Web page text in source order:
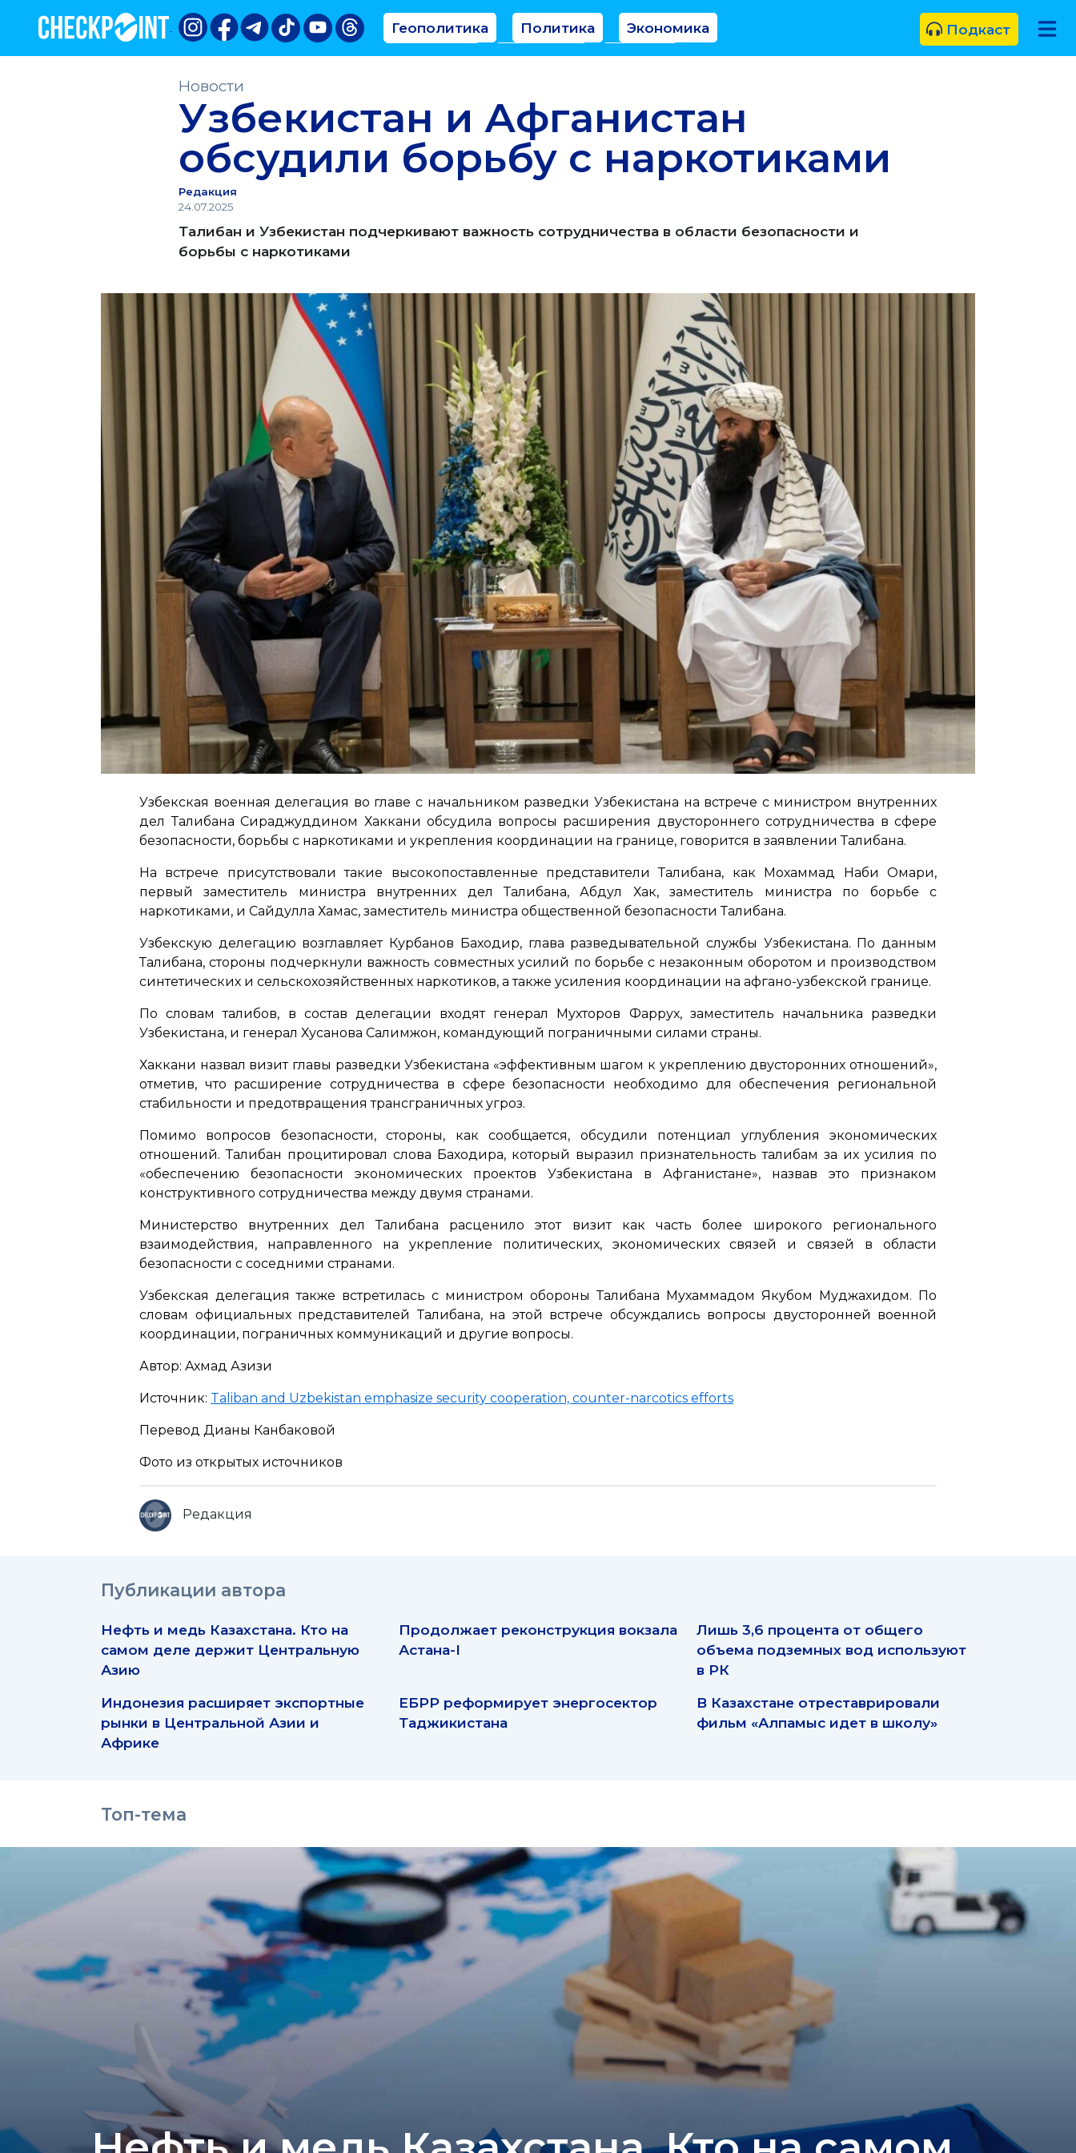
Геополитика Политика
Экономика
Аналитика
Интервью Мнение
Подкаст
Новости
Узбекистан и Афганистан
обсудили борьбу с наркотиками
Редакция
24.07.2025
Талибан и Узбекистан подчеркивают важность сотрудничества в области безопасности и
борьбы с наркотиками
Узбекская военная делегация во главе с начальником разведки Узбекистана на встрече с министром внутренних
дел Талибана Сираджуддином Хаккани обсудила вопросы расширения двустороннего сотрудничества в сфере
безопасности, борьбы с наркотиками и укрепления координации на границе, говорится в заявлении Талибана.
На встрече присутствовали такие высокопоставленные представители Талибана, как Мохаммад Наби Омари,
первый заместитель министра внутренних дел Талибана, Абдул Хак, заместитель министра по борьбе с
наркотиками, и Сайдулла Хамас, заместитель министра общественной безопасности Талибана.
Узбекскую делегацию возглавляет Курбанов Баходир, глава разведывательной службы Узбекистана. По данным
Талибана, стороны подчеркнули важность совместных усилий по борьбе с незаконным оборотом и производством
синтетических и сельскохозяйственных наркотиков, а также усиления координации на афгано-узбекской границе.
По словам талибов, в состав делегации входят генерал Мухторов Фаррух, заместитель начальника разведки
Узбекистана, и генерал Хусанова Салимжон, командующий пограничными силами страны.
Хаккани назвал визит главы разведки Узбекистана «эффективным шагом к укреплению двусторонних отношений»,
отметив, что расширение сотрудничества в сфере безопасности необходимо для обеспечения региональной
стабильности и предотвращения трансграничных угроз.
Помимо вопросов безопасности, стороны, как сообщается, обсудили потенциал углубления экономических
отношений. Талибан процитировал слова Баходира, который выразил признательность талибам за их усилия по
«обеспечению безопасности экономических проектов Узбекистана в Афганистане», назвав это признаком
конструктивного сотрудничества между двумя странами.
Министерство внутренних дел Талибана расценило этот визит как часть более широкого регионального
взаимодействия, направленного на укрепление политических, экономических связей и связей в области
безопасности с соседними странами.
Узбекская делегация также встретилась с министром обороны Талибана Мухаммадом Якубом Муджахидом. По
словам официальных представителей Талибана, на этой встрече обсуждались вопросы двусторонней военной
координации, пограничных коммуникаций и другие вопросы.
Автор: Ахмад Азизи
Источник: Taliban and Uzbekistan emphasize security cooperation, counter-narcotics efforts
Перевод Дианы Канбаковой
Фото из открытых источников
Редакция
Публикации автора
Нефть и медь Казахстана. Кто на
самом деле держит Центральную
Азию
Продолжает реконструкция вокзала
Астана-I
Лишь 3,6 процента от общего
объема подземных вод используют
в РК
Индонезия расширяет экспортные
рынки в Центральной Азии и
Африке
ЕБРР реформирует энергосектор
Таджикистана
В Казахстане отреставрировали
фильм «Алпамыс идет в школу»
Топ-тема